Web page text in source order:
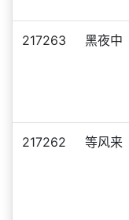
217263 黑夜中
217262 等风来